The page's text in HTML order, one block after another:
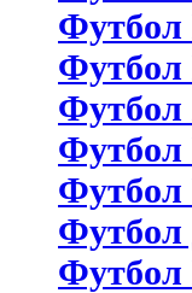
Футбол
Футбол
Футбол
Футбол
Футбол
Футбол
Футбол